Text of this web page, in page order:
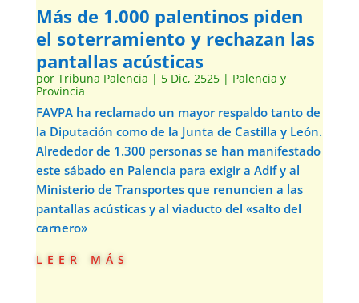
Más de 1.000 palentinos piden
el soterramiento y rechazan las
pantallas acústicas
por Tribuna Palencia | 5 Dic, 2525| Palencia y
Provincia
FAVPA ha reclamado un mayor respaldo tanto de
la Diputación como de la Junta de Castilla y León.
Alrededor de 1.300 personas se han manifestado
este sábado en Palencia para exigir a Adif y al
Ministerio de Transportes que renuncien a las
pantallas acústicas y al viaducto del «salto del
carnero»
leer más